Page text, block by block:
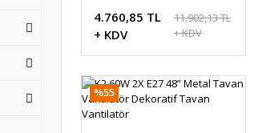
4.760,85 TL
+ KDV
11.902,13 TL
+ KDV
%55